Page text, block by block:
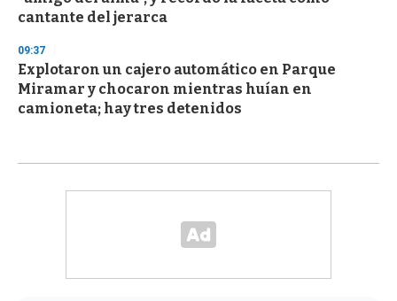
cantante del jerarca
09:37
Explotaron un cajero automático en Parque
Miramar y chocaron mientras huían en
camioneta; hay tres detenidos